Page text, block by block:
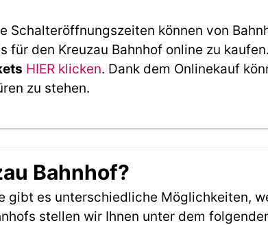
Schalteröffnungszeiten können von
für den Kreuzau Bahnhof online zu
HIER klicken. Dank dem Onlinekauf
zu stehen.
Bahnhof?
gibt es unterschiedliche Möglichkeiten,
stellen wir Ihnen unter dem